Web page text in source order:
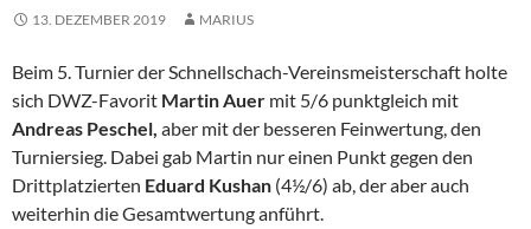
13. DEZEMBER 2019 MARIUS
Beim 5. Turnier der Schnellschach-Vereinsmeisterschaft holte
sich DWZ-Favorit Martin Auer mit 5/6 punktgleich mit
Andreas Peschel, aber mit der besseren Feinwertung, den
Turniersieg. Dabei gab Martin nur einen Punkt gegen den
Drittplatzierten Eduard Kushan (4½/6) ab, der aber auch
weiterhin die Gesamtwertung anführt.